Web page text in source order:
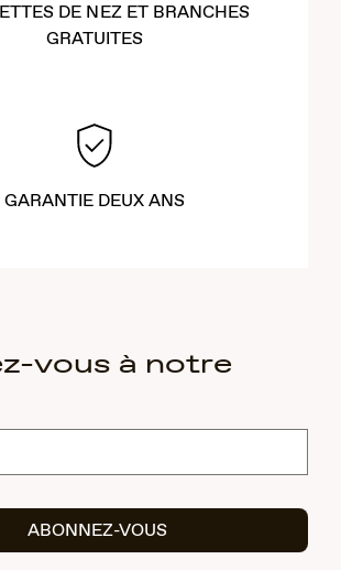
DE NEZ ET BRANCHES
GRATUITES
GARANTIE DEUX ANS
vous à notre
ABONNEZ-VOUS